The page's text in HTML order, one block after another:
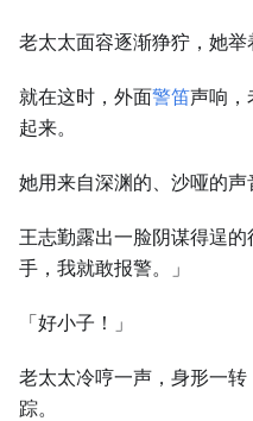
老太太面容逐渐狰狞，她举
就在这时，外面警笛声响，
起来。
她用来自深渊的、沙哑的声
王志勤露出一脸阴谋得逞
手，我就敢报警。」
「好小子！」
老太太冷哼一声，身形一
踪。